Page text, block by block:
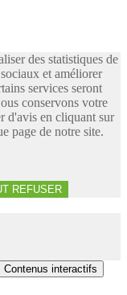
des statistiques de
et améliorer
services seront
conservons votre
d'avis en cliquant sur
page de notre site.
REFUSER
Contenus interactifs